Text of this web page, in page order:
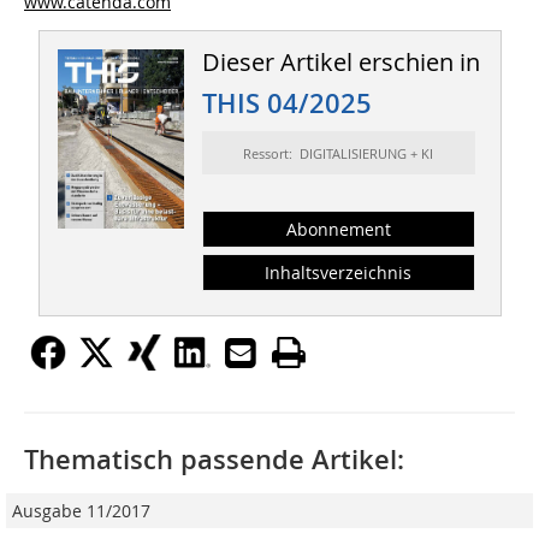
Dieser Artikel erschien in
THIS 04/2025
Ressort: DIGITALISIERUNG + KI
Abonnement
Inhaltsverzeichnis
Thematisch passende Artikel:
Ausgabe 11/2017